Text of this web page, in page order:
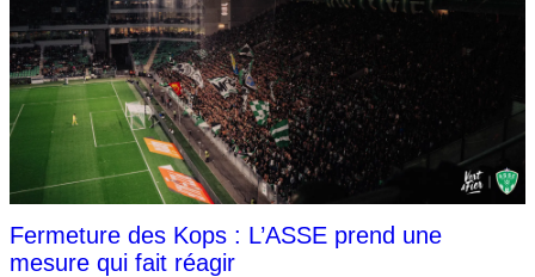
Fermeture des Kops : L’ASSE prend une
mesure qui fait réagir